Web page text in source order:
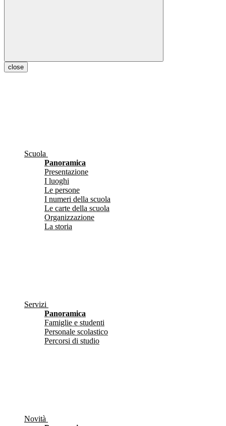
close
Scuola
Panoramica
Presentazione
I luoghi
Le persone
I numeri della scuola
Le carte della scuola
Organizzazione
La storia
Servizi
Panoramica
Famiglie e studenti
Personale scolastico
Percorsi di studio
Novità